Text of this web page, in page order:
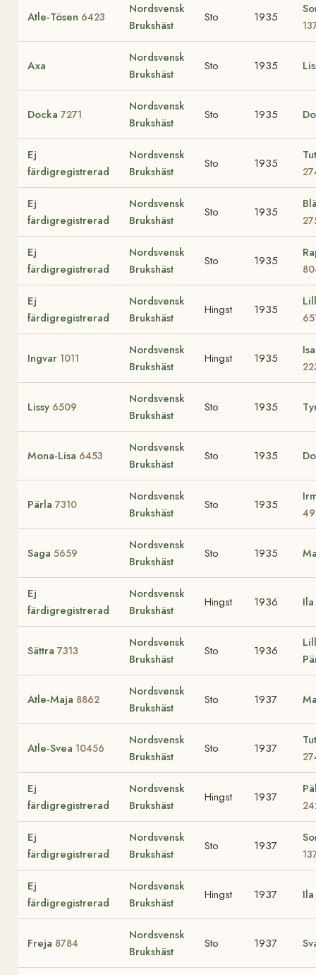
Atle-Tösen 6423
Nordsvensk
Brukshäst
Sto 1935
Axa
Nordsvensk
Brukshäst
Sto 1935
Docka 7271
Nordsvensk
Brukshäst
Sto 1935
Ej
färdigregistrerad
Nordsvensk
Brukshäst
Sto 1935
Ej
färdigregistrerad
Nordsvensk
Brukshäst
Sto 1935
Ej
färdigregistrerad
Nordsvensk
Brukshäst
Sto 1935
Ej
färdigregistrerad
Nordsvensk
Brukshäst
Hingst 1935
Ingvar 1011
Nordsvensk
Brukshäst
Hingst 1935
Lissy 6509
Nordsvensk
Brukshäst
Sto 1935
Mona-Lisa 6453
Nordsvensk
Brukshäst
Sto 1935
Pärla 7310
Nordsvensk
Brukshäst
Sto 1935
Saga 5659
Nordsvensk
Brukshäst
Sto 1935
Ej
färdigregistrerad
Nordsvensk
Brukshäst
Hingst 1936 Ila
Sättra 7313
Nordsvensk
Brukshäst
Sto 1936
Atle-Maja 8862
Nordsvensk
Brukshäst
Sto 1937
Atle-Svea 10456
Nordsvensk
Brukshäst
Sto 1937
Ej
färdigregistrerad
Nordsvensk
Brukshäst
Hingst 1937
Ej
färdigregistrerad
Nordsvensk
Brukshäst
Sto 1937
Ej
färdigregistrerad
Nordsvensk
Brukshäst
Hingst 1937 Ila
Freja 8784
Nordsvensk
Brukshäst
Sto 1937